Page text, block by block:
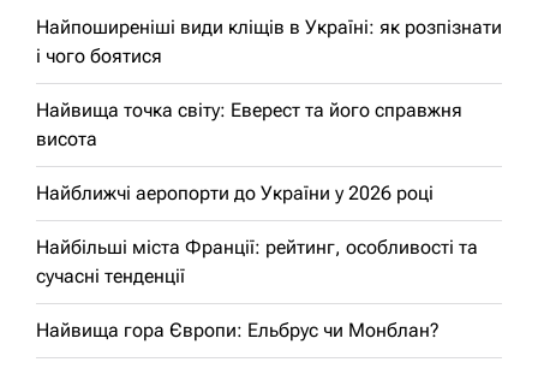
Найпоширеніші види кліщів в Україні: як розпізнати
і чого боятися
Найвища точка світу: Еверест та його справжня
висота
Найближчі аеропорти до України у 2026 році
Найбільші міста Франції: рейтинг, особливості та
сучасні тенденції
Найвища гора Європи: Ельбрус чи Монблан?